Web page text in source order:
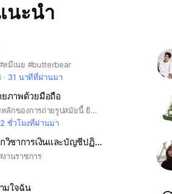
นะนำ
หมีเนย #butterbear
31 นาทีที่ผ่านมา
ยภาพด้วยมือถือ
มือถือเป็นปัจจัยหลักของการถ่ายรูปสมัยนี้ ยินดีต้อนรับเพื่อนที่ชอบถ่ายรูป มาเรียนรู้เทคนิคการถ่ายรูปจากมือถือกันมาส่งรูปที่ถ่ายจากมือถือพูดคุยเรื่องรูปอยากรู้เทคนิคด้านไหนส่งรูปมาถามกันได้ครับ (051061)
2 ชั่วโมงที่ผ่านมา
เตรียมสอบ นักวิชาการเงินและบัญชีปฏิบัติการ สป.มท. ปี 2568
านราชการ
มใจฉัน